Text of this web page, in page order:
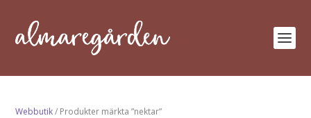
Webbutik/ Produkter märkta ”nektar”